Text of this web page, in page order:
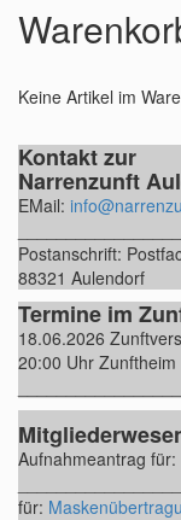
Keine Artikel im
Kontakt zur
Narrenzunft
EMail:
Postanschrift:
88321 Aulendorf
Termine im
18.06.2026
20:00 Uhr Zunftheim
Aufnahmeantrag für:
für: